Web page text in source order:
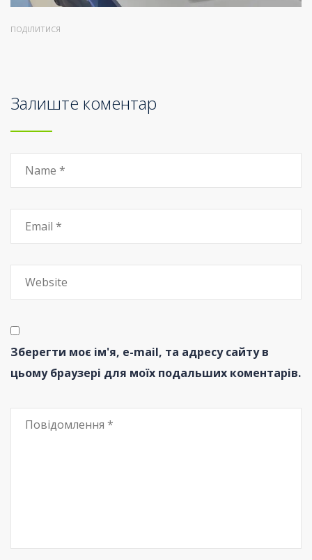
ПОДІЛИТИСЯ
Залиште коментар
Зберегти моє ім'я, e-mail, та адресу сайту в
цьому браузері для моїх подальших коментарів.